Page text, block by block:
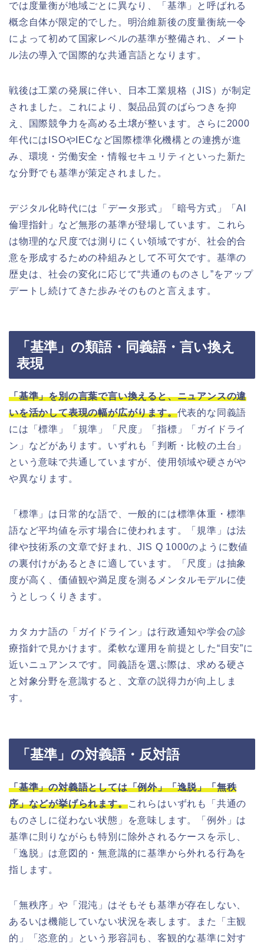
では度量衡が地域ごとに異なり、「基準」と呼ばれる
概念自体が限定的でした。明治維新後の度量衡統一令
によって初めて国家レベルの基準が整備され、メート
ル法の導入で国際的な共通言語となります。
戦後は工業の発展に伴い、日本工業規格（JIS）が制定
されました。これにより、製品品質のばらつきを抑
え、国際競争力を高める土壌が整います。さらに2000
年代にはISOやIECなど国際標準化機構との連携が進
み、環境・労働安全・情報セキュリティといった新た
な分野でも基準が策定されました。
デジタル化時代には「データ形式」「暗号方式」「AI
倫理指針」など無形の基準が登場しています。これら
は物理的な尺度では測りにくい領域ですが、社会的合
意を形成するための枠組みとして不可欠です。基準の
歴史は、社会の変化に応じて“共通のものさし”をアップ
デートし続けてきた歩みそのものと言えます。
「基準」の類語・同義語・言い換え
表現
「基準」を別の言葉で言い換えると、ニュアンスの違
いを活かして表現の幅が広がります。代表的な同義語
には「標準」「規準」「尺度」「指標」「ガイドライ
ン」などがあります。いずれも「判断・比較の土台」
という意味で共通していますが、使用領域や硬さがや
や異なります。
「標準」は日常的な語で、一般的には標準体重・標準
語など平均値を示す場合に使われます。「規準」は法
律や技術系の文章で好まれ、JIS Q 1000のように数値
の裏付けがあるときに適しています。「尺度」は抽象
度が高く、価値観や満足度を測るメンタルモデルに使
うとしっくりきます。
カタカナ語の「ガイドライン」は行政通知や学会の診
療指針で見かけます。柔軟な運用を前提とした“目安”に
近いニュアンスです。同義語を選ぶ際は、求める硬さ
と対象分野を意識すると、文章の説得力が向上しま
す。
「基準」の対義語・反対語
「基準」の対義語としては「例外」「逸脱」「無秩
序」などが挙げられます。これらはいずれも「共通の
ものさしに従わない状態」を意味します。「例外」は
基準に則りながらも特別に除外されるケースを示し、
「逸脱」は意図的・無意識的に基準から外れる行為を
指します。
「無秩序」や「混沌」はそもそも基準が存在しない、
あるいは機能していない状況を表します。また「主観
的」「恣意的」という形容詞も、客観的な基準に対す